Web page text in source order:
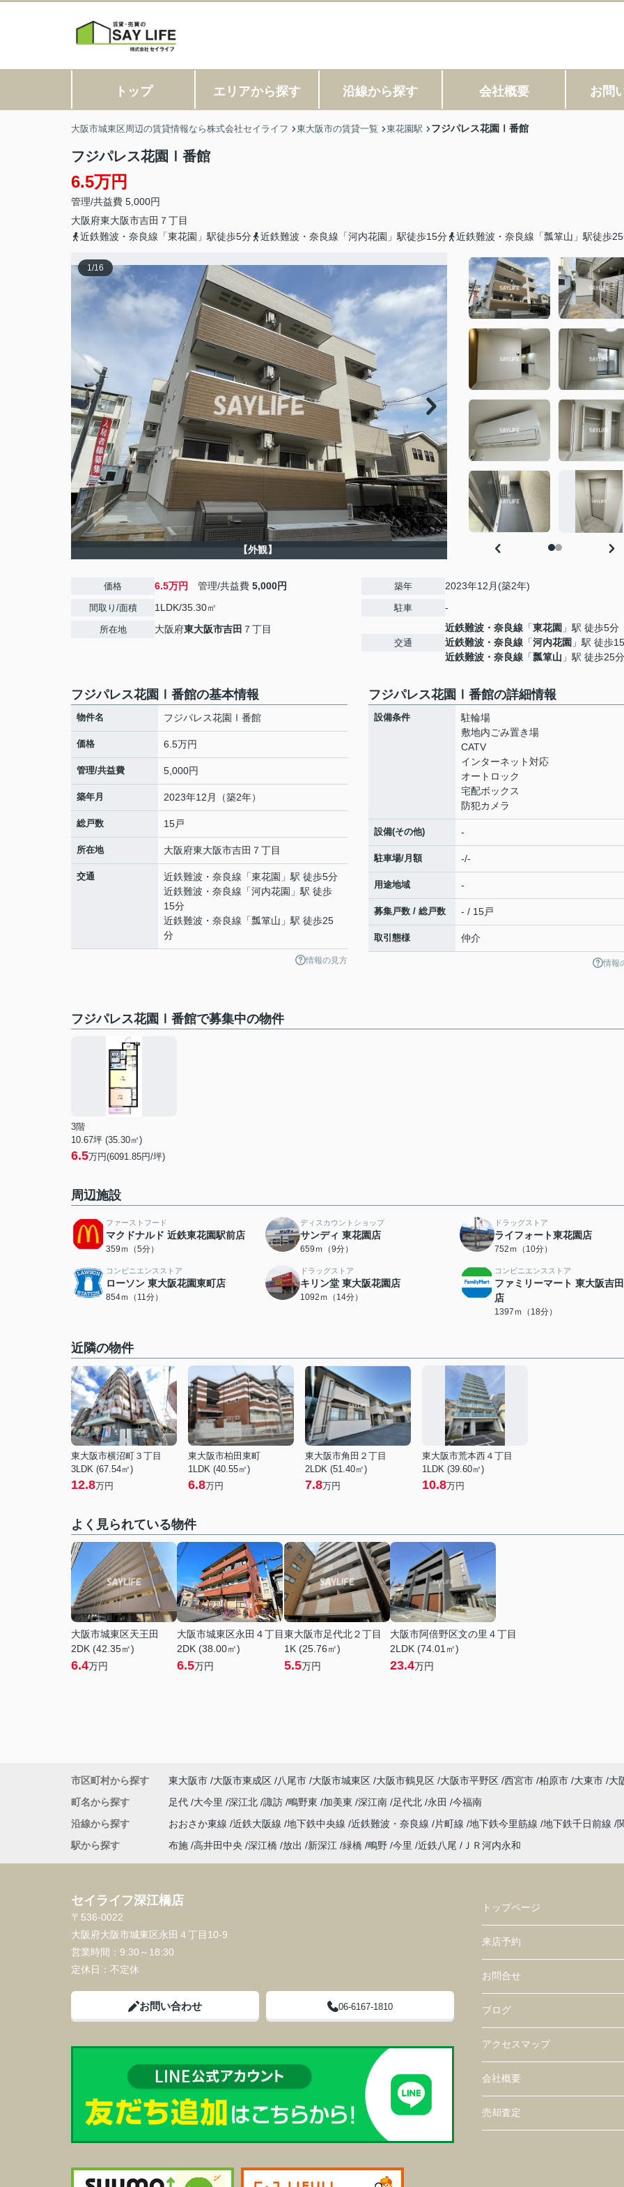
トップ エリアから探す 沿線から探す 会社概要 お問
大阪市城東区周辺の賃貸情報なら株式会社セイライフ 東大阪市の賃貸一覧 東花園駅 フジパレス花園Ⅰ番館
フジパレス花園Ⅰ番館
6.5万円
管理/共益費 5,000円
大阪府東大阪市吉田 ７丁目
近鉄難波・奈良線「東花園」駅徒歩5分
近鉄難波・奈良線「河内花園」駅徒歩15分 近鉄難波・奈良線「瓢箪山」駅徒歩
1/16
【外観】
価格 6.5万円 管理/共益費 5,000円
間取り/面積 1LDK/35.30㎡
所在地 大阪府東大阪市吉田 ７丁目
築年 2023年12月(築2年)
駐車 -
交通
近鉄難波・奈良線 「東花園 」駅 徒歩5分
近鉄難波・奈良線 「河内花園 」駅 徒歩
近鉄難波・奈良線 「瓢箪山 」駅 徒歩25分
フジパレス花園Ⅰ番館の基本情報
物件名 フジパレス花園Ⅰ番館
価格 6.5万円
管理/共益費 5,000円
築年月 2023年12月（築2年）
総戸数 15戸
所在地 大阪府東大阪市吉田 ７丁目
交通 近鉄難波・奈良線 「東花園 」駅 徒歩5分
近鉄難波・奈良線 「河内花園 」駅 徒歩
15分
近鉄難波・奈良線 「瓢箪山 」駅 徒歩25
分
情報の見方
フジパレス花園Ⅰ番館の詳細情報
設備条件
駐輪場
敷地内ごみ置き場
CATV
インターネット対応
オートロック
宅配ボックス
防犯カメラ
設備(その他) -
駐車場/月額 -/-
用途地域 -
募集戸数 / 総戸数 - / 15戸
取引態様 仲介
情報
フジパレス花園Ⅰ番館で募集中の物件
3階
10.67坪 (35.30㎡)
6.5万円(6091.85円/坪)
周辺施設
ファーストフード
マクドナルド 近鉄東花園駅前店
359ｍ（5分）
ディスカウントショップ
サンディ 東花園店
659ｍ（9分）
ドラッグストア
ライフォート東花園店
752ｍ（10分）
コンビニエンスストア
ローソン 東大阪花園東町店
854ｍ（11分）
ドラッグストア
キリン堂 東大阪花園店
1092ｍ（14分）
コンビニエンスストア
ファミリーマート 東大阪吉
店
1397ｍ（18分）
近隣の物件
東大阪市横沼町３丁目
3LDK (67.54㎡)
12.8万円
東大阪市柏田東町
1LDK (40.55㎡)
6.8万円
東大阪市角田２丁目
2LDK (51.40㎡)
7.8万円
東大阪市荒本西４丁目
1LDK (39.60㎡)
10.8万円
よく見られている物件
大阪市城東区天王田
2DK (42.35㎡)
6.4万円
大阪市城東区永田４丁目
2DK (38.00㎡)
6.5万円
東大阪市足代北２丁目
1K (25.76㎡)
5.5万円
大阪市阿倍野区文の里４丁目
2LDK (74.01㎡)
23.4万円
市区町村から探す 東大阪市 大阪市東成区 八尾市 大阪市城東区 大阪市鶴見区 大阪市平野区 西宮市 柏原市 大東市 大
町名から探す
足代 大今里 深江北 諏訪 鴫野東 加美東 深江南 足代北 永田
今福南
沿線から探す
おおさか東線 近鉄大阪線 地下鉄中央線 近鉄難波・奈良線 片町線 地下鉄今里筋線 地下鉄千日前線
駅から探す
布施 高井田中央 深江橋 放出 新深江 緑橋 鴫野 今里 近鉄八尾 ＪＲ河内永和
セイライフ深江橋店
〒536-0022
大阪府大阪市城東区永田４丁目10-9
営業時間： 9:30～18:30
定休日： 不定休
お問い合わせ 06-6167-1810
トップページ
来店予約
お問合せ
ブログ
アクセスマップ
会社概要
売却査定